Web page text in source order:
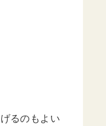
るのもよい